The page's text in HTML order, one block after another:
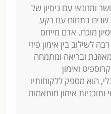
ותזונאי עם ניסיון של
מעל 12 שנים בתחום עם רקע
מוכח. אדם מייחס
לשילוב בין אימון פיזי
ובריאה ומתמחה
ואימון
הוא מספק ללקוחותיו
ותוכניות אימון מותאמות